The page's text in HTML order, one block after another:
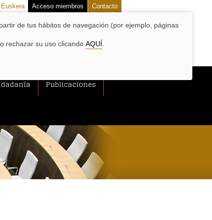
Euskera Acceso miembros Contacto
Publicaciones
de tus hábitos de navegación (por ejemplo, páginas
rechazar su uso clicando AQUÍ